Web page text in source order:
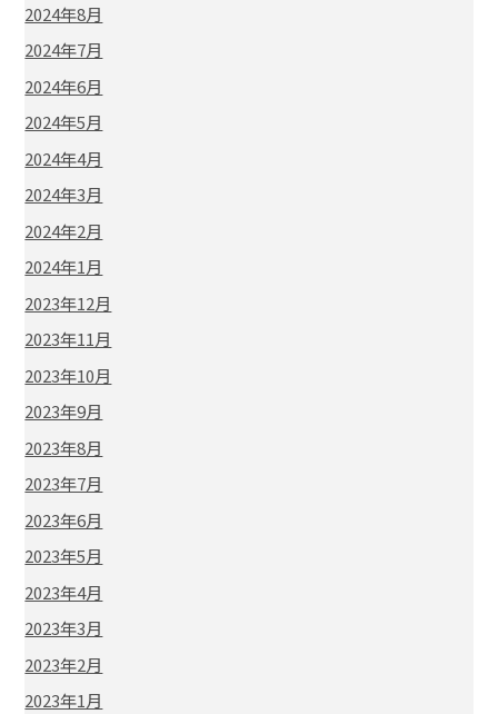
2024年8月
2024年7月
2024年6月
2024年5月
2024年4月
2024年3月
2024年2月
2024年1月
2023年12月
2023年11月
2023年10月
2023年9月
2023年8月
2023年7月
2023年6月
2023年5月
2023年4月
2023年3月
2023年2月
2023年1月